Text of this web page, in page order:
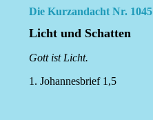
Die Kurzandacht Nr. 1045
Licht und Schatten
Gott ist Licht.
1. Johannesbrief 1,5